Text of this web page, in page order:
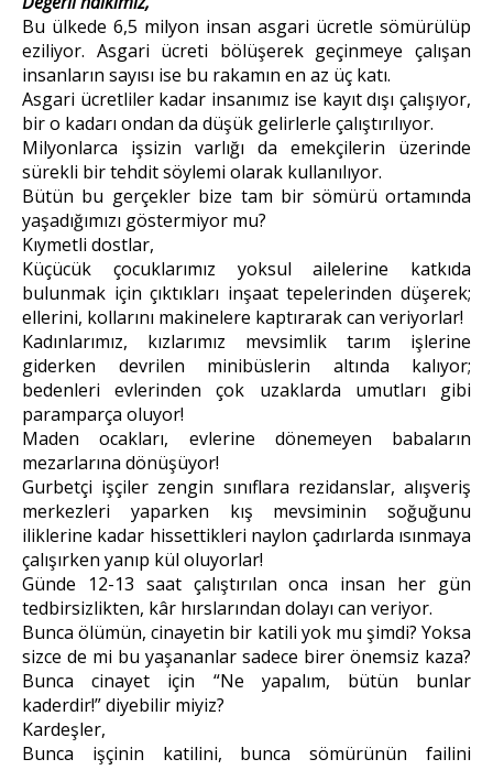
Bu ülkede 6,5 milyon insan asgari ücretle sömürülüp
eziliyor. Asgari ücreti bölüşerek geçinmeye çalışan
insanların sayısı ise bu rakamın en az üç katı.
Asgari ücretliler kadar insanımız ise kayıt dışı çalışıyor,
bir o kadarı ondan da düşük gelirlerle çalıştırılıyor.
Milyonlarca işsizin varlığı da emekçilerin üzerinde
sürekli bir tehdit söylemi olarak kullanılıyor.
Bütün bu gerçekler bize tam bir sömürü ortamında
yaşadığımızı göstermiyor mu?
Kıymetli dostlar,
Küçücük çocuklarımız yoksul ailelerine katkıda
bulunmak için çıktıkları inşaat tepelerinden düşerek;
ellerini, kollarını makinelere kaptırarak can veriyorlar!
Kadınlarımız, kızlarımız mevsimlik tarım işlerine
giderken devrilen minibüslerin altında kalıyor;
bedenleri evlerinden çok uzaklarda umutları gibi
paramparça oluyor!
Maden ocakları, evlerine dönemeyen babaların
mezarlarına dönüşüyor!
Gurbetçi işçiler zengin sınıflara rezidanslar, alışveriş
merkezleri yaparken kış mevsiminin soğuğunu
iliklerine kadar hissettikleri naylon çadırlarda ısınmaya
çalışırken yanıp kül oluyorlar!
Günde 12-13 saat çalıştırılan onca insan her gün
tedbirsizlikten, kâr hırslarından dolayı can veriyor.
Bunca ölümün, cinayetin bir katili yok mu şimdi? Yoksa
sizce de mi bu yaşananlar sadece birer önemsiz kaza?
Bunca cinayet için “Ne yapalım, bütün bunlar
kaderdir!” diyebilir miyiz?
Kardeşler,
Bunca işçinin katilini, bunca sömürünün failini